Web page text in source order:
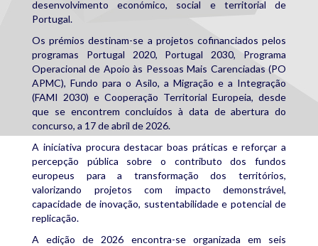
desenvolvimento económico, social e territorial de
Portugal.
Os prémios destinam-se a projetos cofinanciados pelos
programas Portugal 2020, Portugal 2030, Programa
Operacional de Apoio às Pessoas Mais Carenciadas (PO
APMC), Fundo para o Asilo, a Migração e a Integração
(FAMI 2030) e Cooperação Territorial Europeia, desde
que se encontrem concluídos à data de abertura do
concurso, a 17 de abril de 2026.
A iniciativa procura destacar boas práticas e reforçar a
percepção pública sobre o contributo dos fundos
europeus para a transformação dos territórios,
valorizando projetos com impacto demonstrável,
capacidade de inovação, sustentabilidade e potencial de
replicação.
A edição de 2026 encontra-se organizada em seis